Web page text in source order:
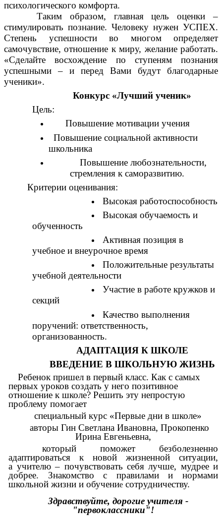
психологического комфорта.
Таким образом, главная цель оценки –
стимулировать познание. Человеку нужен УСПЕХ.
Степень успешности во многом определяет
самочувствие, отношение к миру, желание работать.
«Сделайте восхождение по ступеням познания
успешными – и перед Вами будут благодарные
ученики».
Конкурс «Лучший ученик»
Цель:
Повышение мотивации учения
Повышение социальной активности
школьника
Повышение любознательности,
стремления к саморазвитию.
Критерии оценивания:
Высокая работоспособность
Высокая обучаемость и
обученность
Активная позиция в
учебное и внеурочное время
Положительные результаты
учебной деятельности
Участие в работе кружков и
секций
Качество выполнения
поручений: ответственность,
организованность.
АДАПТАЦИЯ К ШКОЛЕ
ВВЕДЕНИЕ В ШКОЛЬНУЮ ЖИЗНЬ
Ребенок пришел в первый класс. Как с самых
первых уроков создать у него позитивное
отношение к школе? Решить эту непростую
проблему помогает
специальный курс «Первые дни в школе»
авторы Гин Светлана Ивановна, Прокопенко
Ирина Евгеньевна,
который поможет безболезненно
адаптироваться к новой жизненной ситуации,
а учителю – почувствовать себя лучше, мудрее и
добрее. Знакомство с правилами и нормами
школьной жизни и обучение сотрудничеству.
Здравствуйте, дорогие учителя -
"первоклассники"!